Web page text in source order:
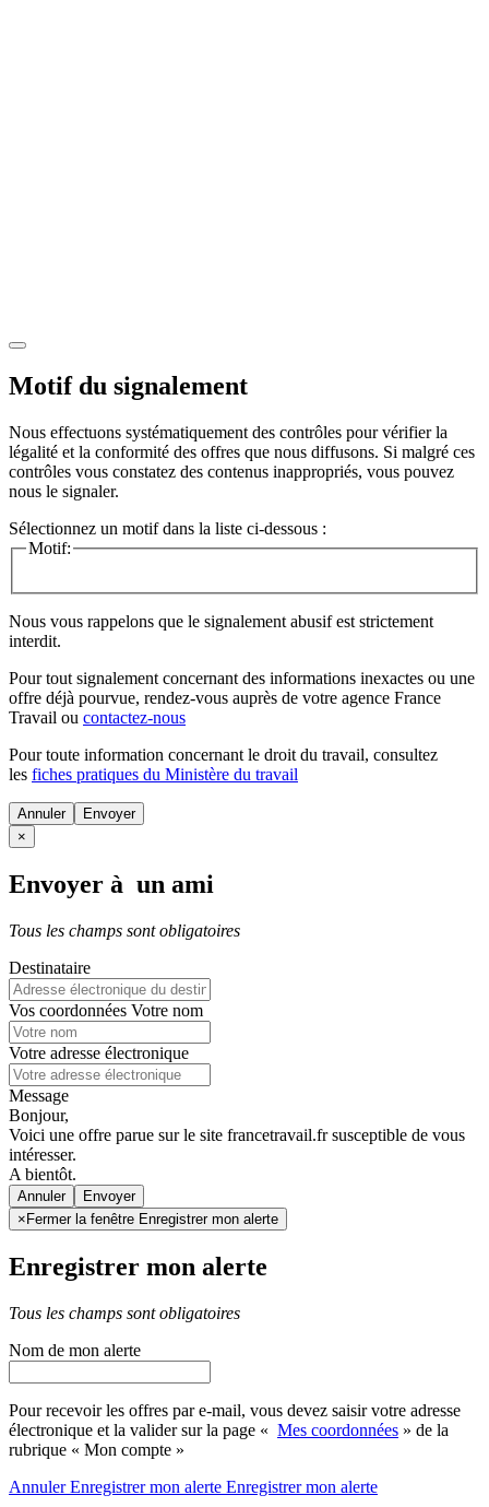
Motif du signalement
Nous effectuons systématiquement des contrôles pour vérifier la
légalité et la conformité des offres que nous diffusons. Si malgré ces
contrôles vous constatez des contenus inappropriés, vous pouvez
nous le signaler.
Sélectionnez un motif dans la liste ci-dessous :
Motif:
Nous vous rappelons que le signalement abusif est strictement
interdit.
Pour tout signalement concernant des informations inexactes ou une
offre déjà pourvue, rendez-vous auprès de votre agence France
Travail ou contactez-nous
Pour toute information concernant le droit du travail, consultez
les fiches pratiques du Ministère du travail
Annuler
×
Envoyer à un ami
Tous les champs sont obligatoires
Destinataire
Vos coordonnées Votre nom
Votre adresse électronique
Message
Bonjour,
Voici une offre parue sur le site francetravail.fr susceptible de vous
intéresser.
A bientôt.
Annuler
× Fermer la fenêtre Enregistrer mon alerte
Enregistrer mon alerte
Tous les champs sont obligatoires
Nom de mon alerte
Pour recevoir les offres par e-mail, vous devez saisir votre adresse
électronique et la valider sur la page « Mes coordonnées » de la
rubrique « Mon compte »
AnnulerEnregistrer mon alerte Enregistrermon alerte